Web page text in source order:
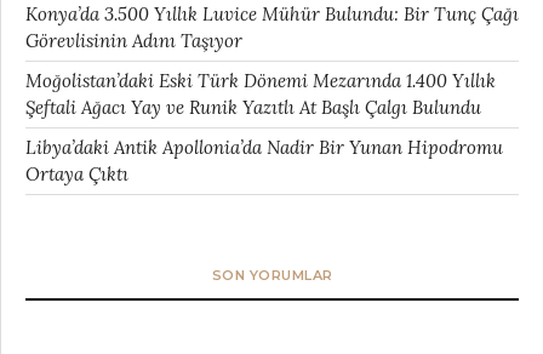
Konya’da 3.500 Yıllık Luvice Mühür Bulundu: Bir Tunç Çağı
Görevlisinin Adını Taşıyor
Moğolistan’daki Eski Türk Dönemi Mezarında 1.400 Yıllık
Şeftali Ağacı Yay ve Runik Yazıtlı At Başlı Çalgı Bulundu
Libya’daki Antik Apollonia’da Nadir Bir Yunan Hipodromu
Ortaya Çıktı
SON YORUMLAR